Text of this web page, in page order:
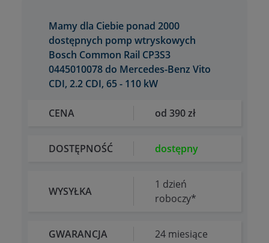
Mamy dla Ciebie ponad 2000
dostępnych pomp wtryskowych
Bosch Common Rail CP3S3
0445010078 do Mercedes-Benz Vito
CDI, 2.2 CDI, 65 - 110 kW
CENA od 390 zł
DOSTĘPNOŚĆ dostępny
WYSYŁKA
1 dzień
roboczy*
GWARANCJA 24 miesiące